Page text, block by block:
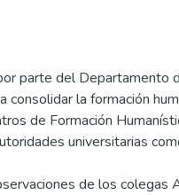
parte del Departamento
consolidar la formación
de Formación
universitarias
de los colegas